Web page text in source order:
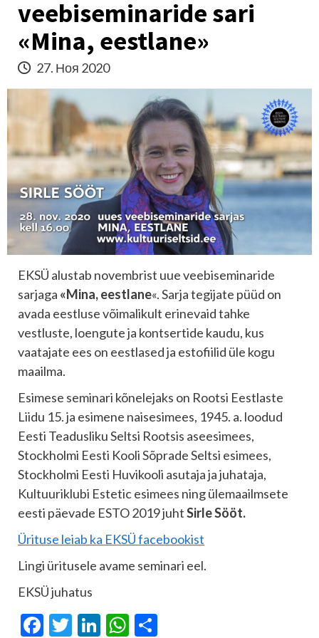
veebiseminaride sari
«Mina, eestlane»
27. Ноя 2020
EKSÜ alustab novembrist uue veebiseminaride
sarjaga «Mina, eestlane«. Sarja tegijate püüd on
avada eestluse võimalikult erinevaid tahke
vestluste, loengute ja kontsertide kaudu, kus
vaatajate ees on eestlased ja estofiilid üle kogu
maailma.
Esimese seminari kõnelejaks on Rootsi Eestlaste
Liidu 15. ja esimene naisesimees, 1945. a. loodud
Eesti Teadusliku Seltsi Rootsis aseesimees,
Stockholmi Eesti Kooli Sõprade Seltsi esimees,
Stockholmi Eesti Huvikooli asutaja ja juhataja,
Kultuuriklubi Estetic esimees ning ülemaailmsete
eesti päevade ESTO 2019 juhtSirle Sööt.
Ürituse leiab ka EKSÜ facebookist
Lingi üritusele avame seminari eel.
EKSÜ juhatus
Facebook
Twitter
LinkedIn
WhatsApp